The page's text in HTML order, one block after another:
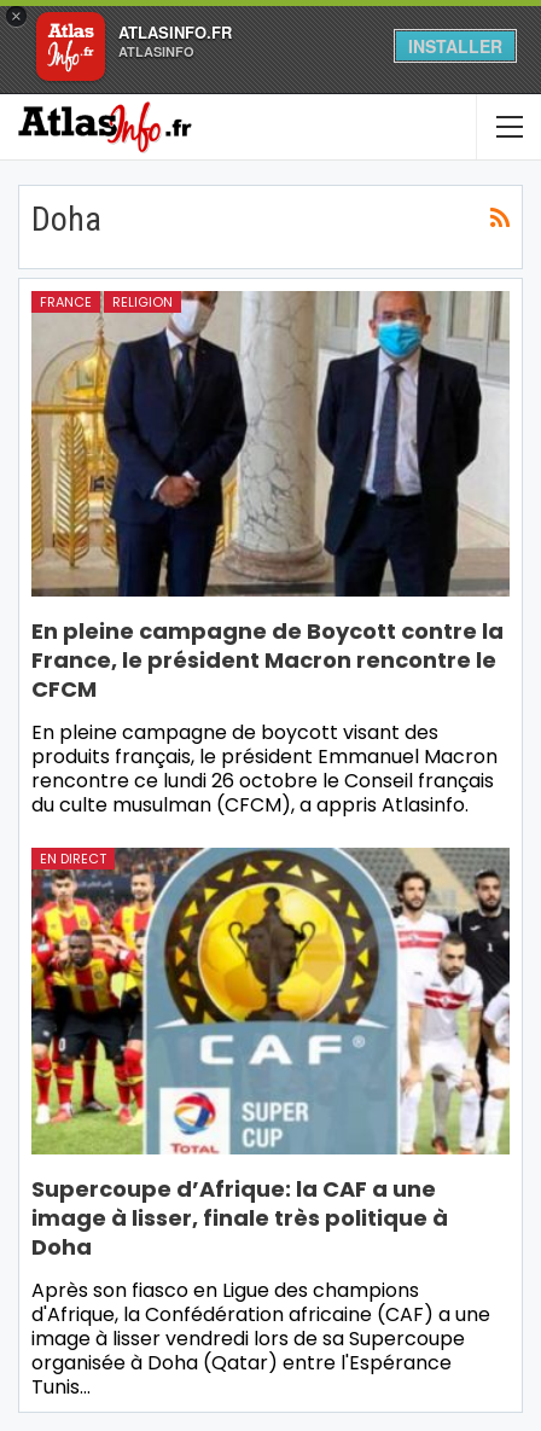
×
ATLASINFO.FR
ATLASINFO INSTALLER
Doha
FRANCE RELIGION
En pleine campagne de Boycott contre la
France, le président Macron rencontre le
CFCM
En pleine campagne de boycott visant des
produits français, le président Emmanuel Macron
rencontre ce lundi 26 octobre le Conseil français
du culte musulman (CFCM), a appris Atlasinfo.
EN DIRECT
Supercoupe d’Afrique: la CAF a une
image à lisser, finale très politique à
Doha
Après son fiasco en Ligue des champions
d'Afrique, la Confédération africaine (CAF) a une
image à lisser vendredi lors de sa Supercoupe
organisée à Doha (Qatar) entre l'Espérance
Tunis…